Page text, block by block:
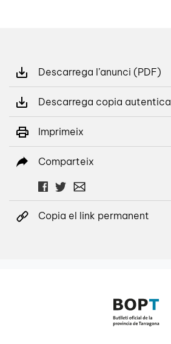
Descarrega l’anunci (PDF)
Descarrega copia autentica
Imprimeix
Comparteix
Copia el link permanent